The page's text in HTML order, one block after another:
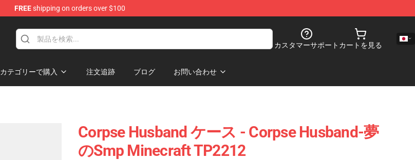
FREEshipping on orders over $100
カスタマーサポート カートを見る
カテゴリーで購入 注文追跡 ブログ お問い合わせ
Corpse Husband ケース - Corpse Husband-夢
のSmp Minecraft TP2212